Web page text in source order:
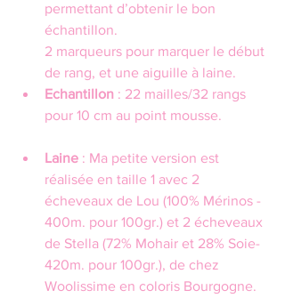
permettant d’obtenir le bon
échantillon.
2 marqueurs pour marquer le début
de rang, et une aiguille à laine.
Echantillon : 22 mailles/32 rangs
pour 10 cm au point mousse.
Laine : Ma petite version est
réalisée en taille 1 avec 2
écheveaux de Lou (100% Mérinos -
400m. pour 100gr.) et 2 écheveaux
de Stella (72% Mohair et 28% Soie-
420m. pour 100gr.), de chez
Woolissime en coloris Bourgogne.